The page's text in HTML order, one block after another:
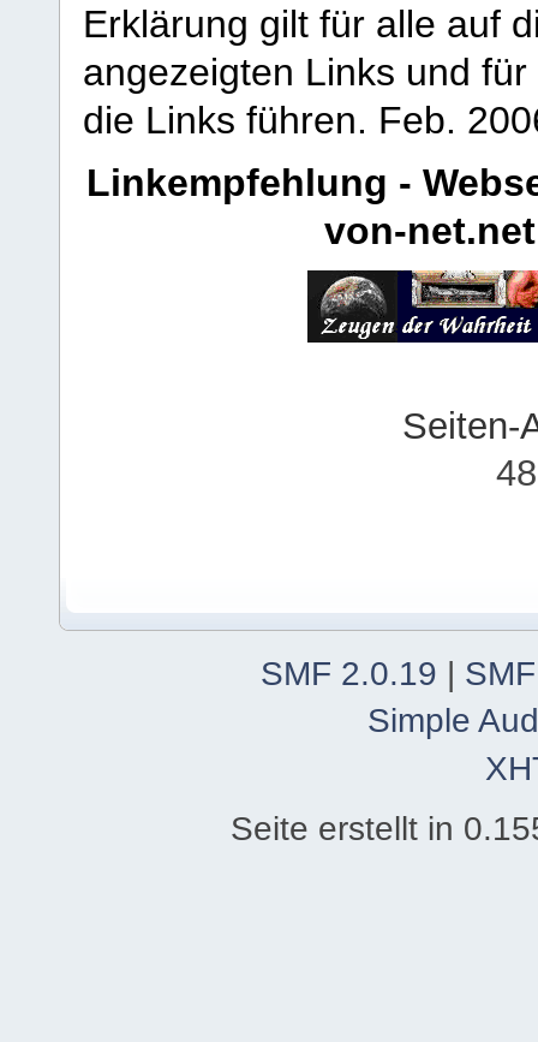
Erklärung gilt für alle auf
angezeigten Links und
die Links führen. Feb.
Linkempfehlung -
von-net.net
Seiten-
SMF 2.0.19 |
Simple
Seite erstellt in